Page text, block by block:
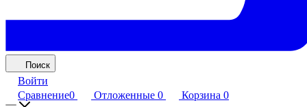
Поиск
Войти
Сравнение0 Отложенные 0 Корзина 0